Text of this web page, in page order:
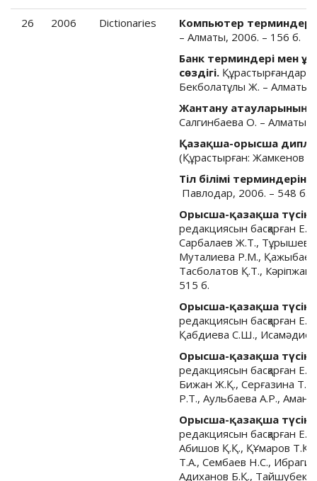
26 2006 Dictionaries
Компьютер
– Алматы, 2006. – 156 б.
Банк терминдері мен
сөздігі. Құрастырғандар:
Бекболатұлы Ж. – Алматы,
Жантану атауларының
Салгинбаева О. – Алматы,
Қазақша-орысша
(Құрастырған: Жамкенов
Тіл білімі
Павлодар, 2006. – 548 б.
Орысша-қазақша
редакциясын басқарған
Сарбалаев Ж.Т., Тұрышев
Муталиева Р.М.,
Тасболатов Қ.Т.,
515 б.
Орысша-қазақша
редакциясын басқарған
Қабдиева С.Ш.,
Орысша-қазақша
редакциясын басқарған
Бижан Ж.Қ., Серғазина
Р.Т., Аульбаева А.Р.,
Орысша-қазақша
редакциясын басқарған Е.
Абишов Қ.Қ., ҚҰмаров
Т.А., Сембаев Н.С.,
Адиханов Б.Қ.,